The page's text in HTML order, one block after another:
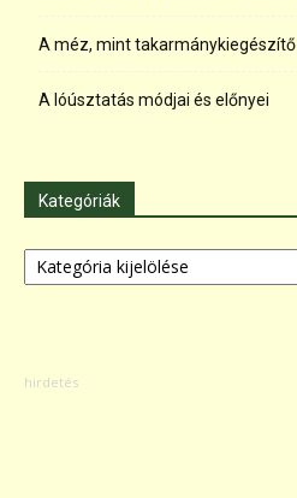
A méz, mint takarmánykiegészítő
A lóúsztatás módjai és előnyei
Kategóriák
Kategóriák